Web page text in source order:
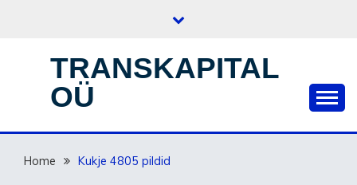
TRANSKAPITAL
OÜ
Home Kukje 4805 pildid